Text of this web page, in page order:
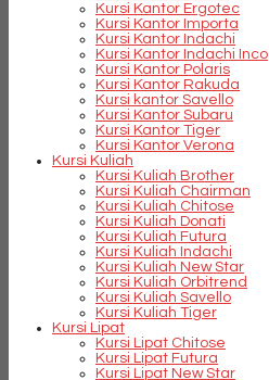
Kursi Kantor Ergotec
Kursi Kantor Importa
Kursi Kantor Indachi
Kursi Kantor Indachi Inco
Kursi Kantor Polaris
Kursi Kantor Rakuda
Kursi kantor Savello
Kursi Kantor Subaru
Kursi Kantor Tiger
Kursi Kantor Verona
Kursi Kuliah
Kursi Kuliah Brother
Kursi Kuliah Chairman
Kursi Kuliah Chitose
Kursi Kuliah Donati
Kursi Kuliah Futura
Kursi Kuliah Indachi
Kursi Kuliah New Star
Kursi Kuliah Orbitrend
Kursi Kuliah Savello
Kursi Kuliah Tiger
Kursi Lipat
Kursi Lipat Chitose
Kursi Lipat Futura
Kursi Lipat New Star